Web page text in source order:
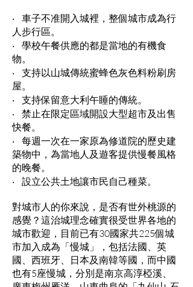
‧ 車子不准開入城裡，整個城市成為行
人步行區。
‧ 學校午餐供應的都是當地的有機食
物。
‧ 支持以山城傳統蜜蜂色灰色料粉刷房
屋。
‧ 支持保留意大利午睡的傳統。
‧ 禁止在限定區域開設大型超市及出售
快餐。
‧ 每週一次在一家原為修道院的歷史建
築物中，為當地人及遊客提供慢餐風格
的晚餐。
‧ 設立公共土地讓市民自己種菜。
對城市人的你來說，是否有世外桃源的
感覺？這治城理念確實很受世界各地的
城市歡迎，目前已有30國家共225個城
市加入成為「慢城」，包括法國、英
國、西班牙、日本及南韓等國，而中國
也有5座慢城，分別是南京高淳椏溪、